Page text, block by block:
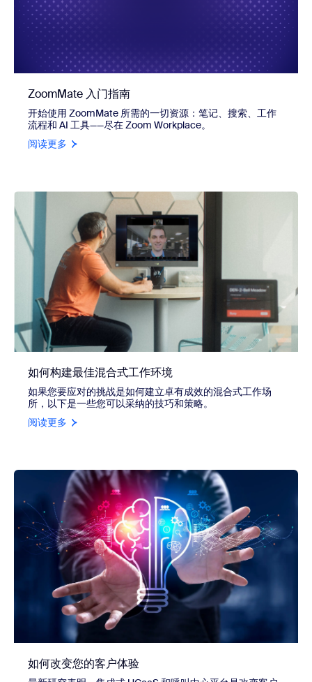
ZoomMate 入门指南
开始使用 ZoomMate 所需的一切资源：笔记、搜索、工作
流程和 AI 工具——尽在 Zoom Workplace。
阅读更多
如何构建最佳混合式工作环境
如果您要应对的挑战是如何建立卓有成效的混合式工作场
所，以下是一些您可以采纳的技巧和策略。
阅读更多
如何改变您的客户体验